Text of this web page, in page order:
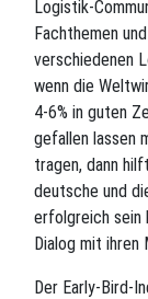
Logistik-
Fachthemen
verschiedenen
wenn die
4-6% in guten
gefallen lassen
tragen, dann
deutsche und
erfolgreich sein
Dialog mit ihren
Der Early-Bird-